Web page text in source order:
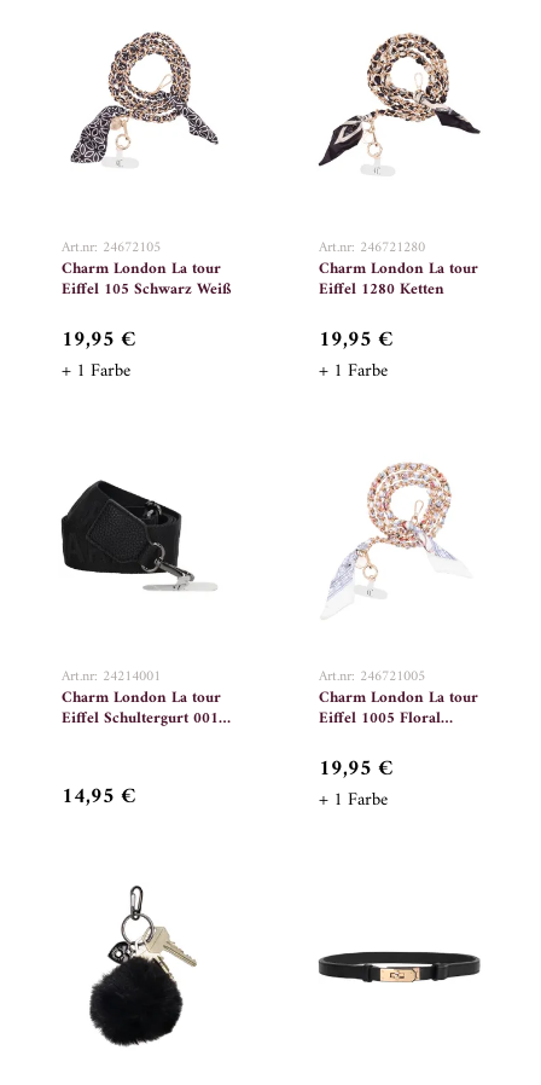
Art.nr: 24672105
Charm London La tour
Eiffel 105 Schwarz Weiß
19,95 €
+ 1 Farbe
Art.nr: 246721280
Charm London La tour
Eiffel 1280 Ketten
19,95 €
+ 1 Farbe
Art.nr: 24214001
Charm London La tour
Eiffel Schultergurt 001
14,95 €
Art.nr: 246721005
Charm London La tour
Eiffel 1005 Floral
19,95 €
+ 1 Farbe